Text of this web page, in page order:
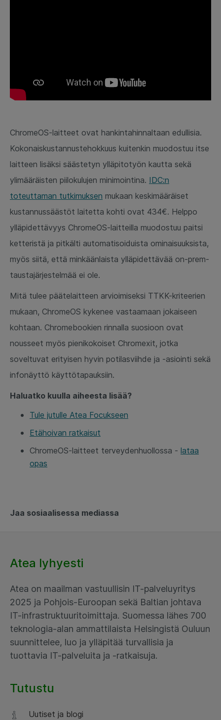
ChromeOS-laitteet ovat hankintahinnaltaan edullisia.
Kokonaiskustannustehokkuus kuitenkin muodostuu itse
laitteen lisäksi säästetyn ylläpitotyön kautta sekä
ylimääräisten piilokulujen minimointina. IDC:n
toteuttaman tutkimuksen mukaan keskimääräiset
kustannussäästöt laitetta kohti ovat 434€. Helppo
ylläpidettävyys ChromeOS-laitteilla muodostuu paitsi
ketteristä ja pitkälti automatisoiduista ominaisuuksista,
myös siitä, että minkäänlaista ylläpidettävää on-prem-
taustajärjestelmää ei ole.
Mitä tulee päätelaitteen arvioimiseksi TTKK-kriteerien
mukaan, ChromeOS kykenee vastaamaan jokaiseen
kohtaan. Chromebookien rinnalla suosioon ovat
nousseet myös pienikokoiset Chromexit, jotka
soveltuvat erityisen hyvin potilasviihde ja -asiointi sekä
infonäyttö käyttötapauksiin.
Haluatko kuulla aiheesta lisää?
Tule jutulle Atea Focukseen
Etähoivan ratkaisut
ChromeOS-laitteet terveydenhuollossa - lataa
opas
Jaa sosiaalisessa mediassa
Atea lyhyesti
Atea on maailman vastuullisin IT-palveluyritys
2025 ja Pohjois-Euroopan sekä Baltian johtava
IT-infrastruktuuritoimittaja. Suomessa lähes 700
teknologia-alan ammattilaista Helsingistä Ouluun
suunnittelee, luo ja ylläpitää turvallisia ja
tuottavia IT-palveluita ja -ratkaisuja.
Tutustu
Uutiset ja blogi